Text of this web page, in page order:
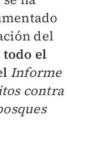
del
el
Informe
contra